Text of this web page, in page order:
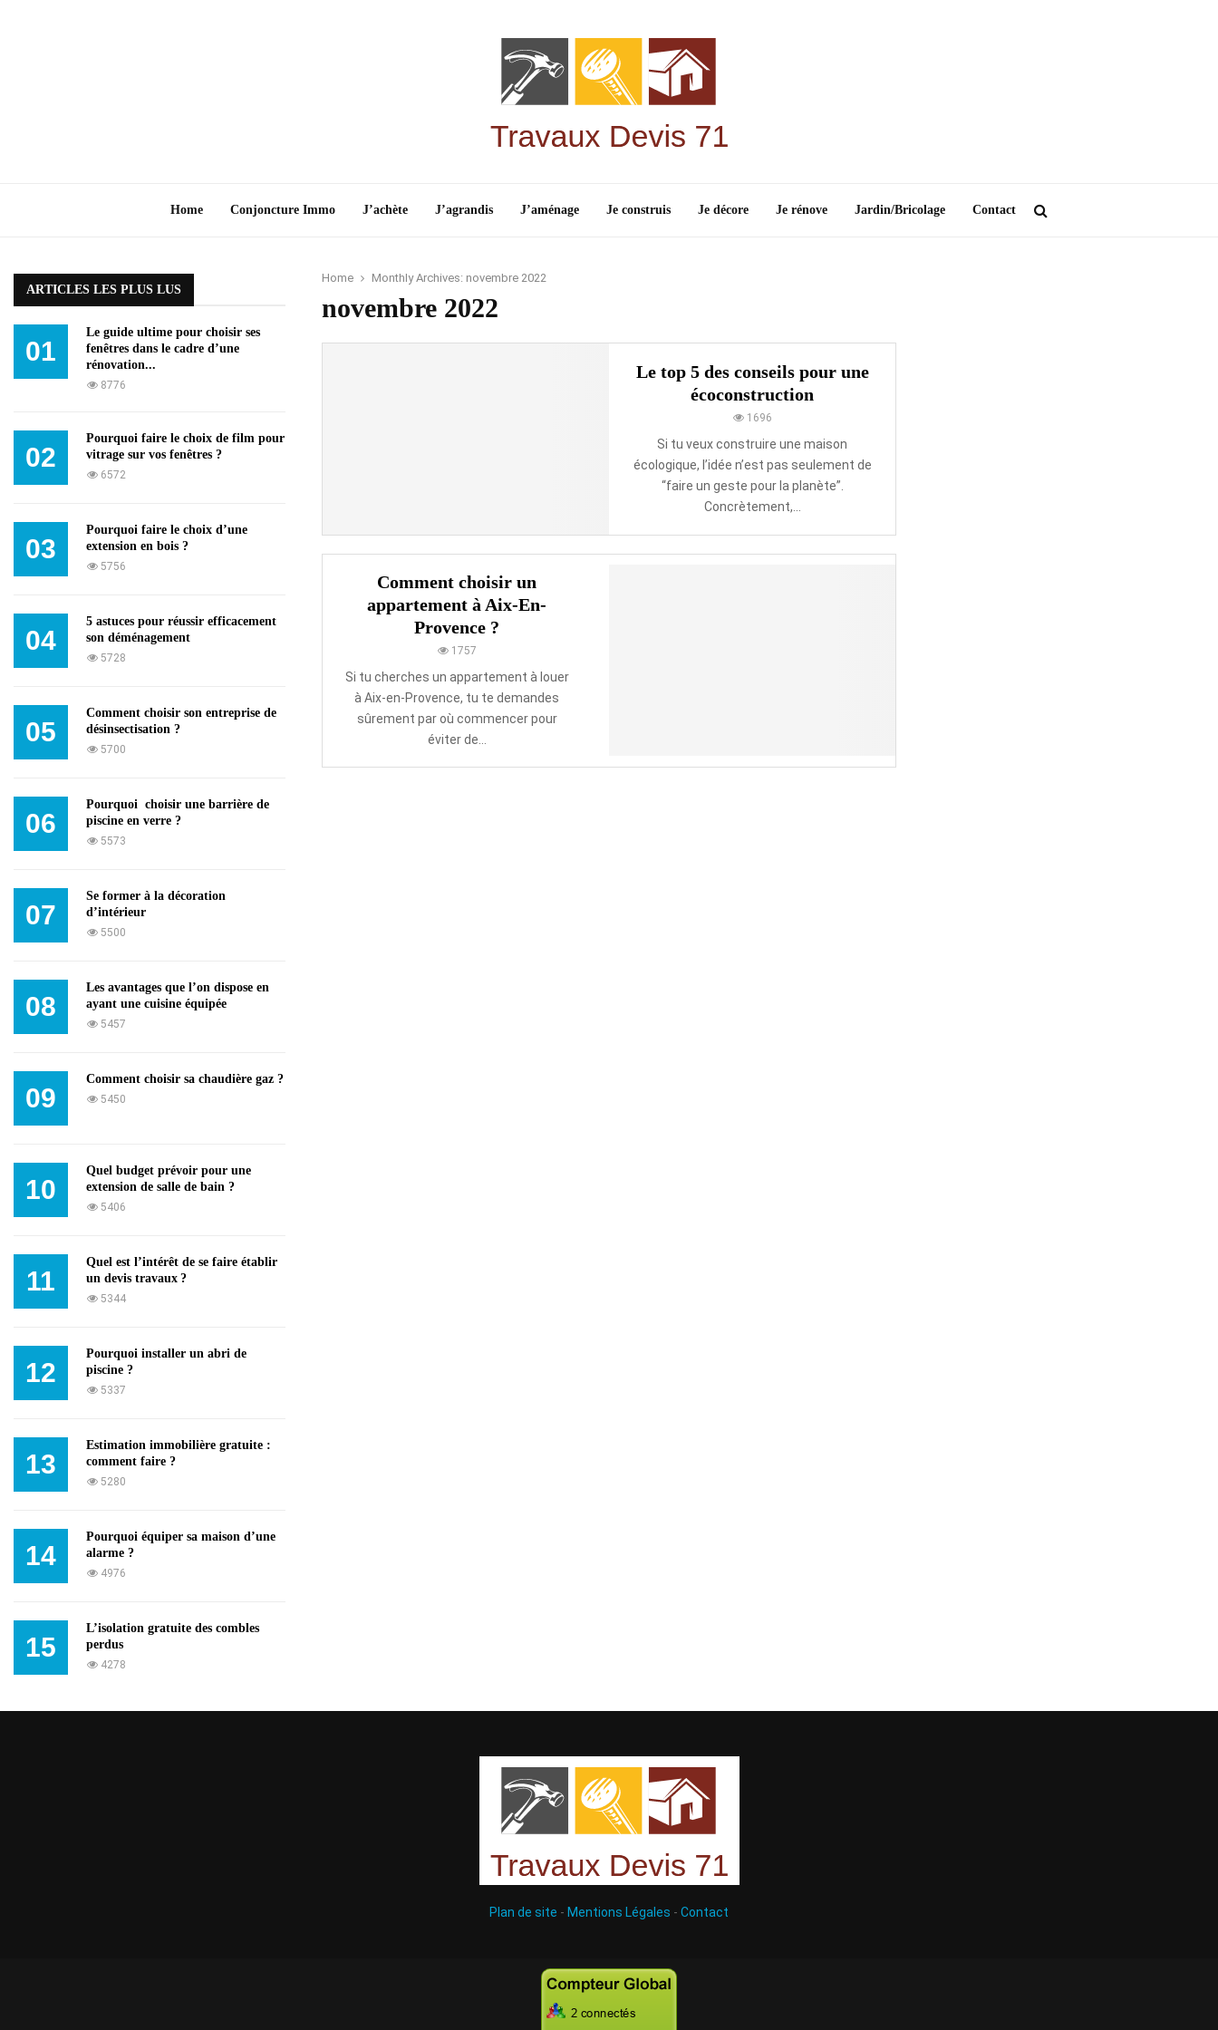
Home Conjoncture Immo J’achète J’agrandis J’aménage Je construis Je décore Je rénove Jardin/Bricolage Contact
Home Monthly Archives: novembre 2022
novembre 2022
Le top 5 des conseils pour une
écoconstruction
1696
Si tu veux construire une maison
écologique, l’idée n’est pas seulement de
“faire un geste pour la planète”.
Concrètement,...
Comment choisir un
appartement à Aix-En-
Provence ?
1757
Si tu cherches un appartement à louer
à Aix-en-Provence, tu te demandes
sûrement par où commencer pour
éviter de...
ARTICLES LES PLUS LUS
01
Le guide ultime pour choisir ses
fenêtres dans le cadre d’une
rénovation...
8776
02
Pourquoi faire le choix de film pour
vitrage sur vos fenêtres ?
6572
03
Pourquoi faire le choix d’une
extension en bois ?
5756
04
5 astuces pour réussir efficacement
son déménagement
5728
05
Comment choisir son entreprise de
désinsectisation ?
5700
06
Pourquoi choisir une barrière de
piscine en verre ?
5573
07
Se former à la décoration
d’intérieur
5500
08
Les avantages que l’on dispose en
ayant une cuisine équipée
5457
09
Comment choisir sa chaudière gaz ?
5450
10
Quel budget prévoir pour une
extension de salle de bain ?
5406
11
Quel est l’intérêt de se faire établir
un devis travaux ?
5344
12
Pourquoi installer un abri de
piscine ?
5337
13
Estimation immobilière gratuite :
comment faire ?
5280
14
Pourquoi équiper sa maison d’une
alarme ?
4976
15
L’isolation gratuite des combles
perdus
4278
Plan de site - Mentions Légales - Contact